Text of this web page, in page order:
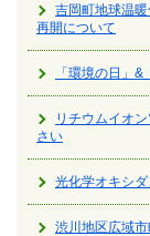
吉岡町地球温
再開について
「環境の日」
リチウムイオ
さい
光化学オキシ
渋川地区広域